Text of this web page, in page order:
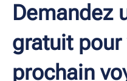
Demandez
gratuit pour
prochain